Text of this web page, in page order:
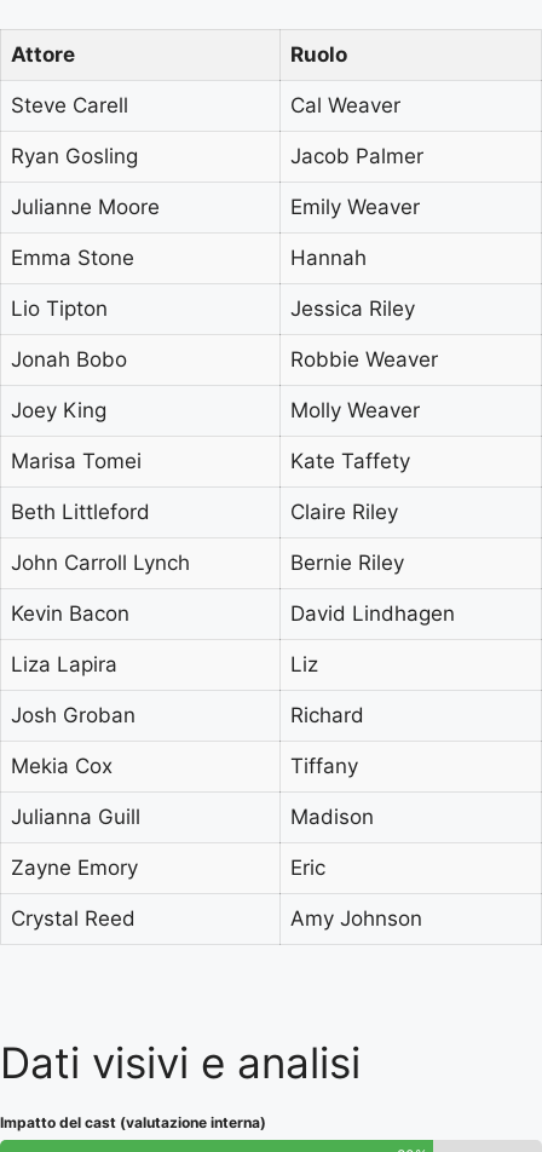
Attore Ruolo
Steve Carell Cal Weaver
Ryan Gosling Jacob Palmer
Julianne Moore Emily Weaver
Emma Stone Hannah
Lio Tipton Jessica Riley
Jonah Bobo Robbie Weaver
Joey King Molly Weaver
Marisa Tomei Kate Taffety
Beth Littleford Claire Riley
John Carroll Lynch Bernie Riley
Kevin Bacon David Lindhagen
Liza Lapira Liz
Josh Groban Richard
Mekia Cox Tiffany
Julianna Guill Madison
Zayne Emory Eric
Crystal Reed Amy Johnson
Dati visivi e analisi
Impatto del cast (valutazione interna)